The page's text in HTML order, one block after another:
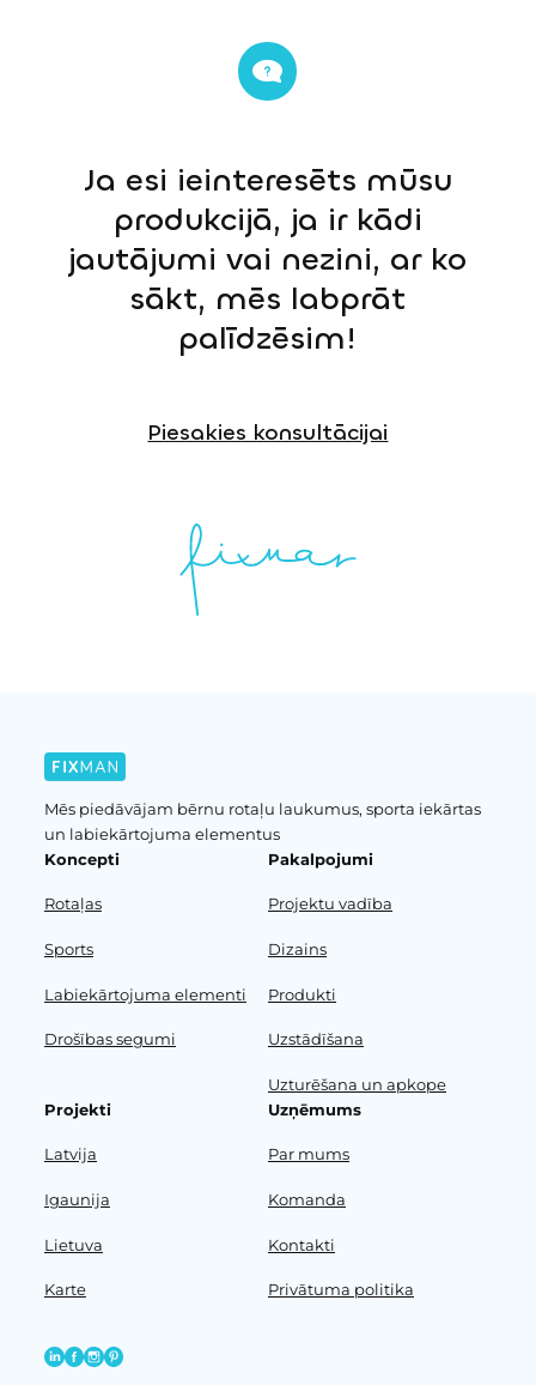
Ja esi ieinteresēts mūsu
produkcijā, ja ir kādi
jautājumi vai nezini, ar ko
sākt, mēs labprāt
palīdzēsim!
Piesakies konsultācijai
Mēs piedāvājam bērnu rotaļu laukumus, sporta iekārtas
un labiekārtojuma elementus
Koncepti
Rotaļas
Sports
Labiekārtojuma elementi
Drošības segumi
Pakalpojumi
Projektu vadība
Dizains
Produkti
Uzstādīšana
Uzturēšana un apkope
Projekti
Latvija
Igaunija
Lietuva
Karte
Uzņēmums
Par mums
Komanda
Kontakti
Privātuma politika